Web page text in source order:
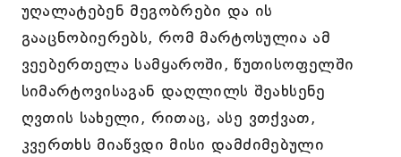
უღალატებენ მეგობრები და ის
გააცნობიერებს, რომ მარტოსულია ამ
ვეებერთელა სამყაროში, წუთისოფელში
სიმარტოვისაგან დაღლილს შეახსენე
ღვთის სახელი, რითაც, ასე ვთქვათ,
კვერთხს მიაწვდი მისი დამძიმებული